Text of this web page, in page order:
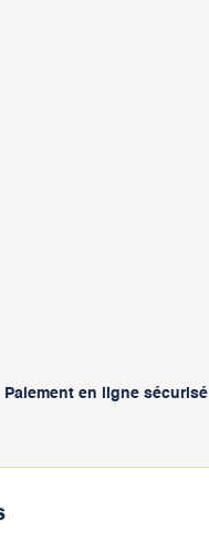
Paiement en ligne sécurisé